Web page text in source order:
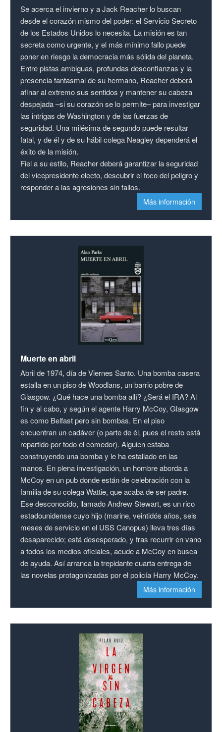
Se acerca el invierno y a Jack Reacher lo buscan
desde el corazón mismo del poder: el Servicio Secreto
de los Estados Unidos lo necesita. La misión es tan
secreta como urgente, y el más mínimo fallo puede
poner en riesgo la democracia más sólida del planeta.
Entre pistas ambiguas, profundas desconfianzas y la
presencia fantasmal de su hermano, Reacher deberá
afinar al extremo sus sentidos y mantener su cabeza
despejada –si su corazón se lo permite– para investigar
las intrigas de Washington y de las fuerzas de
seguridad. Una milésima de segundo puede resultar
fatal, y de él y de su hábil colega Neagley dependerá el
éxito de la misión.
Fiel a su estilo, Reacher deberá garantizar la seguridad
del vicepresidente electo, descubrir el foco del peligro y
responder a las agresiones sin fallos.
Más información
Muerte en abril
Abril de 1974, día de Viernes Santo. Una bomba casera
estalla en un piso de Woodlans, un barrio pobre de
Glasgow. ¿Qué hace una bomba allí? ¿Será el IRA? Al
fin y al cabo, y según el agente Harry McCoy, Glasgow
es como Belfast pero sin bombas. En el piso
encuentran un cadáver (o parte de él, pues el resto está
repartido por todo el comedor). Alguien estaba
construyendo una bomba y le ha estallado en las
manos. En plena investigación, un hombre aborda a
McCoy en un pub donde están de celebración con la
familia de su colega Wattie, que acaba de ser padre.
Ese desconocido, llamado Andrew Stewart, es un rico
estadounidense cuyo hijo (marine, veintidós años, seis
meses de servicio en el USS Canopus) lleva tres días
desaparecido; está desesperado, y tras recurrir en vano
a todos los medios oficiales, acude a McCoy en busca
de ayuda. Así arranca la trepidante cuarta entrega de
las novelas protagonizadas por el policía Harry McCoy.
Más información